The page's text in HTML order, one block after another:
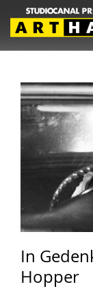
In
Hopper